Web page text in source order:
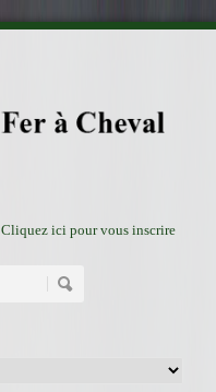
Cliquez ici pour vous inscrire